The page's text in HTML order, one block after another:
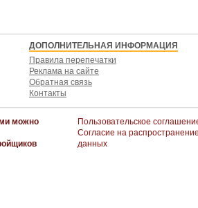
ДОПОЛНИТЕЛЬНАЯ ИНФОРМАЦИЯ
Правила перепечатки
Реклама на сайте
Обратная связь
Контакты
можно
Пользовательское
Согласие на
данных